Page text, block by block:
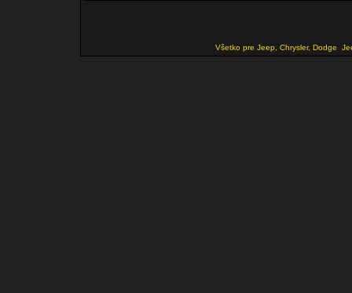
Všetko pre Jeep, Chrysler, Dodge